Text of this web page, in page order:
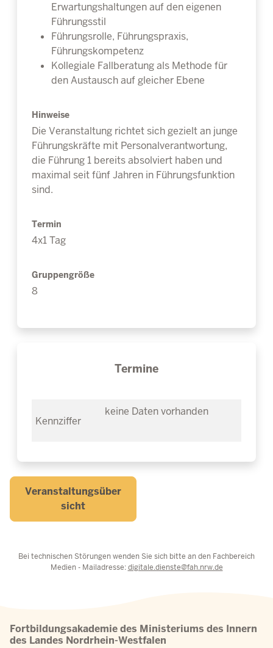
Erwartungshaltungen auf den eigenen
Führungsstil
Führungsrolle, Führungspraxis,
Führungskompetenz
Kollegiale Fallberatung als Methode für
den Austausch auf gleicher Ebene
Hinweise
Die Veranstaltung richtet sich gezielt an junge
Führungskräfte mit Personalverantwortung,
die Führung 1 bereits absolviert haben und
maximal seit fünf Jahren in Führungsfunktion
sind.
Termin
4x1 Tag
Gruppengröße
8
Termine
keine Daten vorhanden
Veranstaltungsüber
sicht
Bei technischen Störungen wenden Sie sich bitte an den Fachbereich
Medien - Mailadresse:digitale.dienste@fah.nrw.de
Fortbildungsakademie des Ministeriums des Innern
des Landes Nordrhein-Westfalen